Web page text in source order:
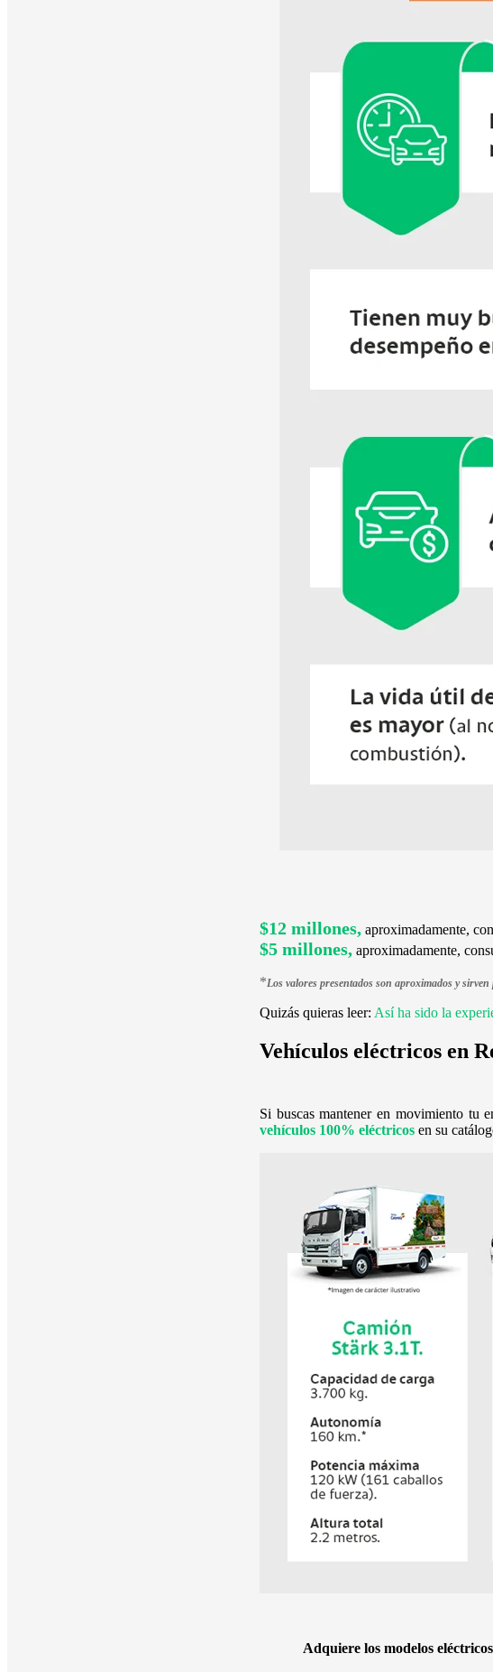
$12 millones, aproximadamente,
$5 millones, aproximadamente,
*Los valores presentados son aproximados y
Quizás quieras leer: Así ha sido la
Vehículos eléctricos en
Si buscas mantener en movimiento tu
vehículos 100% eléctricos en su
Adquiere los modelos